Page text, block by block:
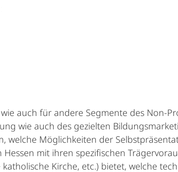
auch für andere Segmente des Non-
wie auch des gezielten
welche Möglichkeiten der
mit ihren spezifischen
Kirche, etc.) bietet, welche